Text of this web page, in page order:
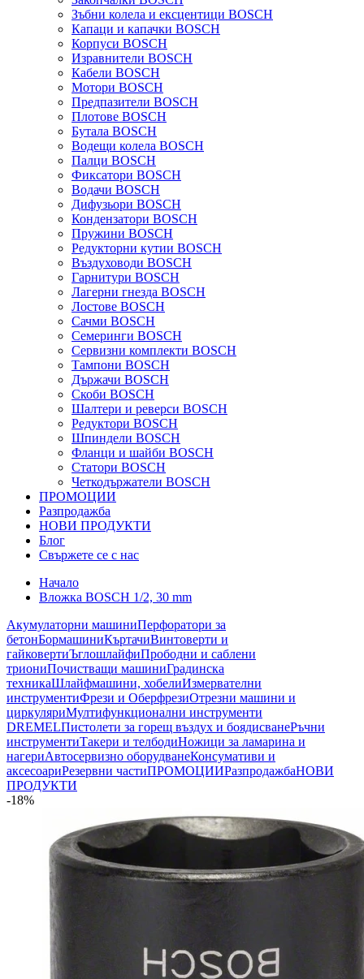
Зъбни колела и ексцентици BOSCH
Капаци и капачки BOSCH
Корпуси BOSCH
Изравнители BOSCH
Кабели BOSCH
Мотори BOSCH
Предпазители BOSCH
Плотове BOSCH
Бутала BOSCH
Водещи колела BOSCH
Палци BOSCH
Фиксатори BOSCH
Водачи BOSCH
Дифузьори BOSCH
Кондензатори BOSCH
Пружини BOSCH
Редукторни кутии BOSCH
Въздуховоди BOSCH
Гарнитури BOSCH
Лагерни гнезда BOSCH
Лостове BOSCH
Сачми BOSCH
Семеринги BOSCH
Сервизни комплекти BOSCH
Тампони BOSCH
Държачи BOSCH
Скоби BOSCH
Шалтери и реверси BOSCH
Редуктори BOSCH
Шпиндели BOSCH
Фланци и шайби BOSCH
Статори BOSCH
Четкодържатели BOSCH
ПРОМОЦИИ
Разпродажба
НОВИ ПРОДУКТИ
Блог
Свържете се с нас
Начало
Вложка BOSCH 1/2, 30 mm
Акумулаторни машиниПерфоратори за
бетонБормашиниКъртачиВинтоверти и
гайковертиЪглошлайфиПрободни и саблени
триониПочистващи машиниГрадинска
техникаШлайфмашини, хобелиИзмервателни
инструментиФрези и ОберфрезиОтрезни машини и
циркуляриМултифункционални инструменти
DREMELПистолети за горещ въздух и боядисванеРъчни
инструментиТакери и телбодиНожици за ламарина и
нагериАвтосервизно оборудванеКонсумативи и
аксесоариРезервни частиПРОМОЦИИРазпродажбаНОВИ
ПРОДУКТИ
-18%